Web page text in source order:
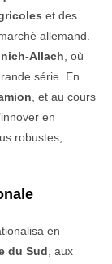
et des
allemand.
Allach, où
série. En
, et au cours
en
robustes,
en
du Sud, aux